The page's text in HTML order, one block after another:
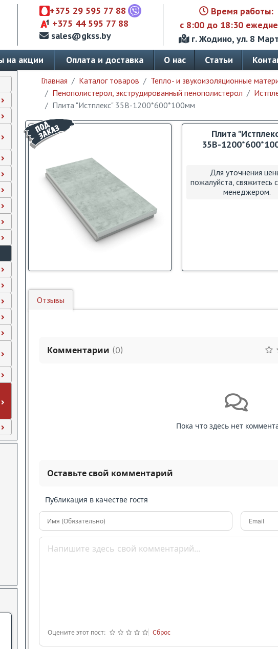
+375 29 595 77 88
+375 44 595 77 88
sales@gkss.by
Время работы:
с 8:00 до 18:30
г. Жодино, ул. 8
на акции Оплата и доставка О нас Статьи
Главная Каталог товаров
Тепло- и звукоизоляционные
Пенополистерол, экструдированный пенополистерол
Плита "Истплекс" 35В-1200*600*100мм
Плита
35В-
Для уточнения
пожалуйста, свяжитесь
менеджером.
Отзывы
Комментарии (0)
Пока что здесь нет
Оставьте свой комментарий
Публикация в качестве гостя
Имя (Обязательно) Email
Оцените этот пост: Сброс